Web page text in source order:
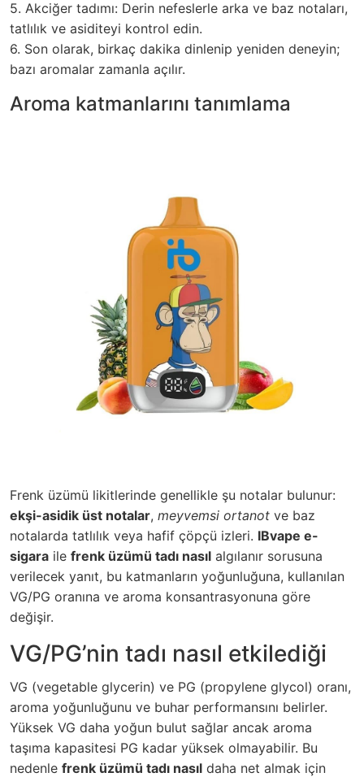
5. Akciğer tadımı: Derin nefeslerle arka ve baz notaları,
tatlılık ve asiditeyi kontrol edin.
6. Son olarak, birkaç dakika dinlenip yeniden deneyin;
bazı aromalar zamanla açılır.
Aroma katmanlarını tanımlama
Frenk üzümü likitlerinde genellikle şu notalar bulunur:
ekşi-asidik üst notalar, meyvemsi ortanot ve baz
notalarda tatlılık veya hafif çöpçü izleri. IBvape e-
sigara ile frenk üzümü tadı nasıl algılanır sorusuna
verilecek yanıt, bu katmanların yoğunluğuna, kullanılan
VG/PG oranına ve aroma konsantrasyonuna göre
değişir.
VG/PG’nin tadı nasıl etkilediği
VG (vegetable glycerin) ve PG (propylene glycol) oranı,
aroma yoğunluğunu ve buhar performansını belirler.
Yüksek VG daha yoğun bulut sağlar ancak aroma
taşıma kapasitesi PG kadar yüksek olmayabilir. Bu
nedenle frenk üzümü tadı nasıl daha net almak için